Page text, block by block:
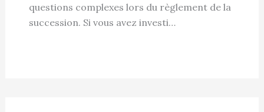
questions complexes lors du règlement de la
succession. Si vous avez investi…